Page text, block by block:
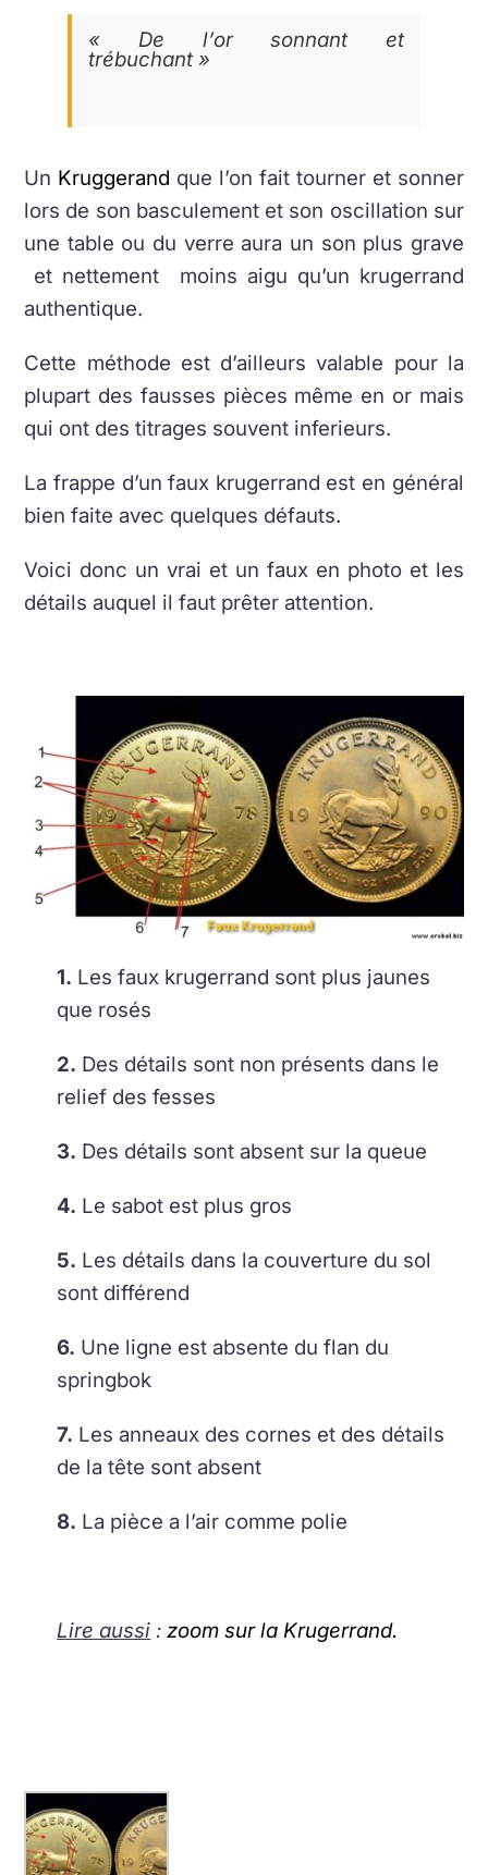
« De l’or sonnant et
trébuchant »
Un Kruggerand que l’on fait tourner et sonner
lors de son basculement et son oscillation sur
une table ou du verre aura un son plus grave
et nettement moins aigu qu’un krugerrand
authentique.
Cette méthode est d’ailleurs valable pour la
plupart des fausses pièces même en or mais
qui ont des titrages souvent inferieurs.
La frappe d’un faux krugerrand est en général
bien faite avec quelques défauts.
Voici donc un vrai et un faux en photo et les
détails auquel il faut prêter attention.
1. Les faux krugerrand sont plus jaunes
que rosés
2. Des détails sont non présents dans le
relief des fesses
3. Des détails sont absent sur la queue
4. Le sabot est plus gros
5. Les détails dans la couverture du sol
sont différend
6. Une ligne est absente du flan du
springbok
7. Les anneaux des cornes et des détails
de la tête sont absent
8. La pièce a l’air comme polie
Lire aussi :zoom sur la Krugerrand.